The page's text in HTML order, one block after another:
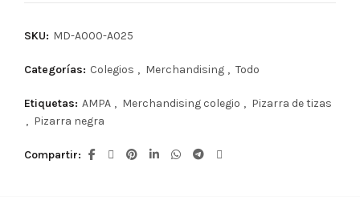
SKU: MD-A000-A025
Categorías: Colegios , Merchandising , Todo
Etiquetas: AMPA , Merchandising colegio , Pizarra de tizas
, Pizarra negra
Compartir